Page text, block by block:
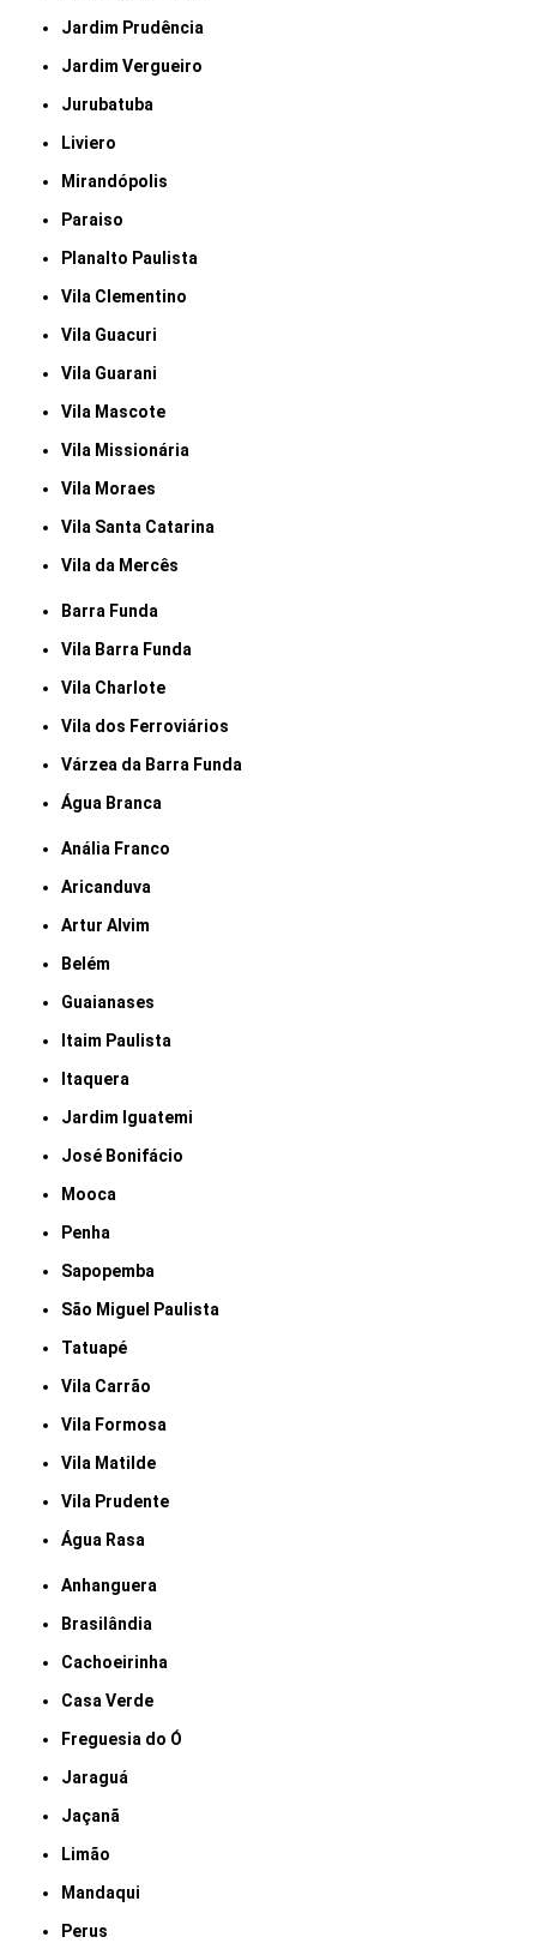
Jardim Prudência
Jardim Vergueiro
Jurubatuba
Liviero
Mirandópolis
Paraiso
Planalto Paulista
Vila Clementino
Vila Guacuri
Vila Guarani
Vila Mascote
Vila Missionária
Vila Moraes
Vila Santa Catarina
Vila da Mercês
Barra Funda
Vila Barra Funda
Vila Charlote
Vila dos Ferroviários
Várzea da Barra Funda
Água Branca
Anália Franco
Aricanduva
Artur Alvim
Belém
Guaianases
Itaim Paulista
Itaquera
Jardim Iguatemi
José Bonifácio
Mooca
Penha
Sapopemba
São Miguel Paulista
Tatuapé
Vila Carrão
Vila Formosa
Vila Matilde
Vila Prudente
Água Rasa
Anhanguera
Brasilândia
Cachoeirinha
Casa Verde
Freguesia do Ó
Jaraguá
Jaçanã
Limão
Mandaqui
Perus